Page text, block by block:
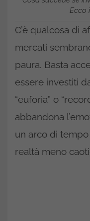
Ecco
C’è qualcosa di
mercati
paura. Basta
essere investiti
“euforia” o
abbandona
un arco di
realtà meno